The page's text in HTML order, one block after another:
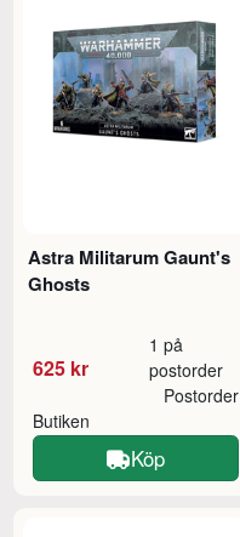
Astra Militarum Gaunt's
Ghosts
625 kr
1 på
postorder
Butiken
Postorder
Köp